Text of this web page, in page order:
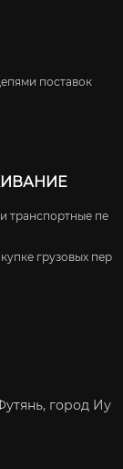
поставок
транспортные пе
грузовых пер
город Иу